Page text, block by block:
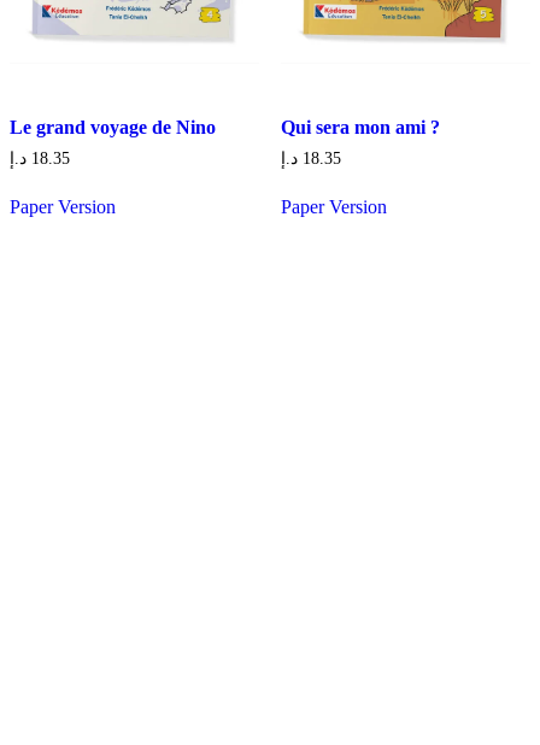
Le grand voyage de Nino
18.35 د.إ
Paper Version
Qui sera mon ami ?
18.35 د.إ
Paper Version